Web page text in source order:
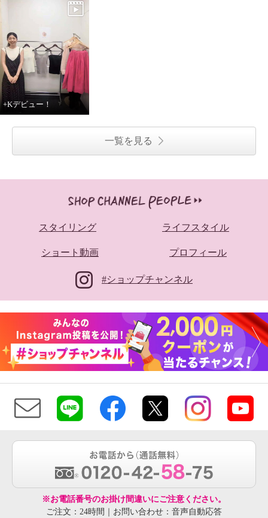
+Kデビュー！
一覧を見る
スタイリング ライフスタイル
ショート動画 プロフィール
#ショップチャンネル
※お電話番号のお掛け間違いにご注意ください。
ご注文：24時間｜お問い合わせ：音声自動応答